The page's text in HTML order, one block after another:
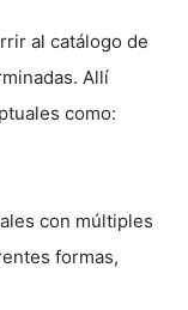
al catálogo de
Allí
como:
con múltiples
formas,